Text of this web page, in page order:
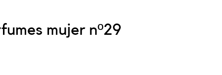
mujer nº29